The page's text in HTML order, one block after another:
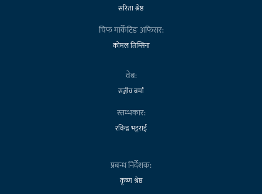
सरिता श्रेष्ठ
चिफ मार्केटिङ अफिसर:
कोमल तिम्सिना
वेब:
सञ्जीव बर्मा
स्तम्भकार:
रविन्द्र भट्टराई
प्रबन्ध निर्देशक:
कृष्ण श्रेष्ठ